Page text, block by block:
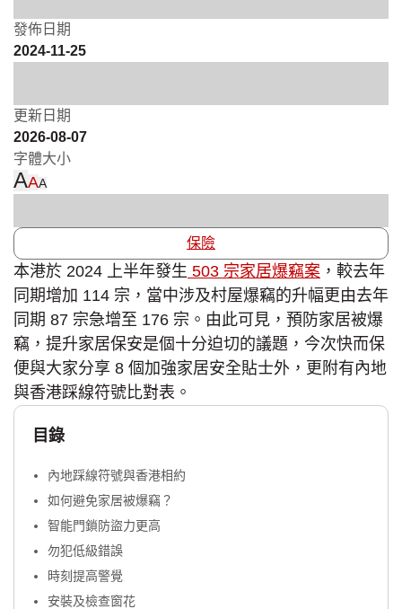
發佈日期
2024-11-25
更新日期
2026-08-07
字體大小
AAA
保險
本港於 2024 上半年發生 503 宗家居爆竊案 ，較去年
同期增加 114 宗，當中涉及村屋爆竊的升幅更由去年
同期 87 宗急增至 176 宗。由此可見，預防家居被爆
竊，提升家居保安是個十分迫切的議題，今次快而保
便與大家分享 8 個加強家居安全貼士外，更附有內地
與香港踩線符號比對表。
目錄
內地踩線符號與香港相約
如何避免家居被爆竊？
智能門鎖防盜力更高
勿犯低級錯誤
時刻提高警覺
安裝及檢查窗花